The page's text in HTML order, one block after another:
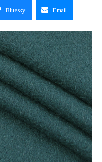
Bluesky Email